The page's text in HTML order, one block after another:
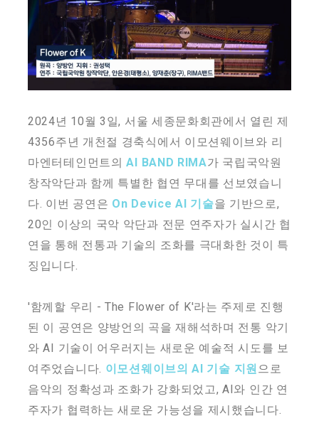
2024년 10월 3일, 서울 세종문화회관에서 열린 제
4356주년 개천절 경축식에서 이모션웨이브와 리
마엔터테인먼트의AI BAND RIMA가 국립국악원
창작악단과 함께 특별한 협연 무대를 선보였습니
다. 이번 공연은 On Device AI 기술을 기반으로,
20인 이상의 국악 악단과 전문 연주자가 실시간 협
연을 통해 전통과 기술의 조화를 극대화한 것이 특
징입니다.
'함께할 우리 - The Flower of K'라는 주제로 진행
된 이 공연은 양방언의 곡을 재해석하며 전통 악기
와 AI 기술이 어우러지는 새로운 예술적 시도를 보
여주었습니다. 이모션웨이브의 AI 기술 지원 으로
음악의 정확성과 조화가 강화되었고, AI와 인간 연
주자가 협력하는 새로운 가능성을 제시했습니다.